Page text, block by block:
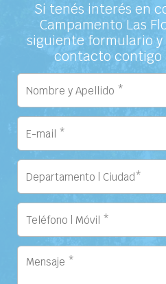
Si tenés interés en
Campamento Las
siguiente formulario y
contacto contigo